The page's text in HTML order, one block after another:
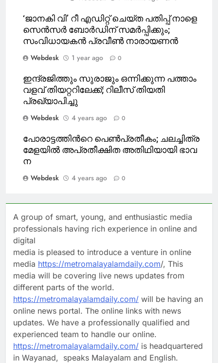
‘ജാനകി വി’ റീ എഡിറ്റ് ചെയ്ത പതിപ്പ് നാളെ
സെൻസർ ബോർഡിന് സമർപ്പിക്കും;
സംവിധായകൻ പ്രവീൺ നാരായണൻ
Webdesk
1 year ago 0
ഇന്ദ്രജിത്തും സുരാജും ഒന്നിക്കുന്ന പത്താം
വളവ് തിയറ്ററിലേക്ക്; റിലീസ് തിയതി
പ്രഖ്യാപിച്ചു
Webdesk
4 years ago 0
പോ​രാ​ട്ട​ത്തി​ന്‍റെ പെ​ൺ​പ്ര​തീ​കം; ച​ല​ച്ചി​ത്ര​
മേ​ള​യി​ൽ അ​പ്ര​തീ​ക്ഷി​ത അ​തി​ഥി​യാ​യി ഭാ​വ​
ന
Webdesk
4 years ago 0
A group of smart, young, and enthusiastic media
professionals having rich experience in online and
digital
media is pleased to introduce a venture in online
media https://metromalayalamdaily.com/, This
media will be covering live news updates from
different parts of the world.
https://metromalayalamdaily.com/ will be having an
online news portal. The online links with news
updates. We have a professionally qualified and
experienced team to handle our online.
https://metromalayalamdaily.com/ is headquartered
in Wayanad, speaks Malayalam and English.